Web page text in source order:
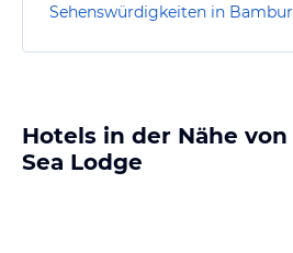
Sehenswürdigkeiten in
Hotels in der Nähe
Sea Lodge